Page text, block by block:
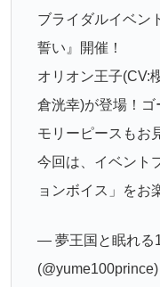
ブライダルイベン
誓い』開催！
オリオン王子(CV:
倉洸幸)が登場！
モリーピースもお
今回は、イベント
ョンボイス」をお
— 夢王国と眠れる
(@yume100prince)